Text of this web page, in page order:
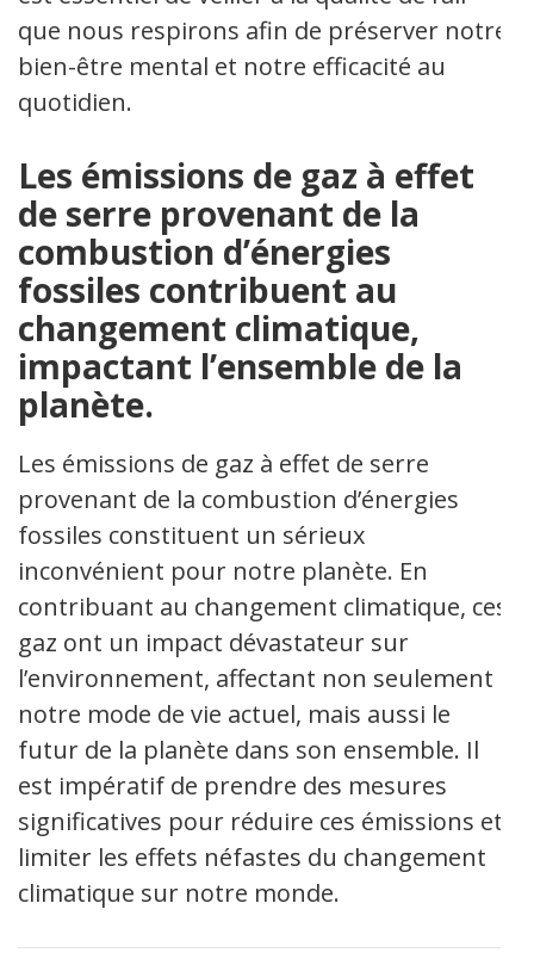
que nous respirons afin de préserver notre
bien-être mental et notre efficacité au
quotidien.
Les émissions de gaz à effet
de serre provenant de la
combustion d’énergies
fossiles contribuent au
changement climatique,
impactant l’ensemble de la
planète.
Les émissions de gaz à effet de serre
provenant de la combustion d’énergies
fossiles constituent un sérieux
inconvénient pour notre planète. En
contribuant au changement climatique, ces
gaz ont un impact dévastateur sur
l’environnement, affectant non seulement
notre mode de vie actuel, mais aussi le
futur de la planète dans son ensemble. Il
est impératif de prendre des mesures
significatives pour réduire ces émissions et
limiter les effets néfastes du changement
climatique sur notre monde.